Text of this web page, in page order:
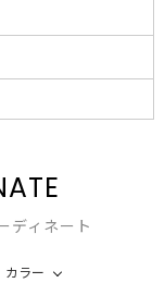
ディネート
カラー